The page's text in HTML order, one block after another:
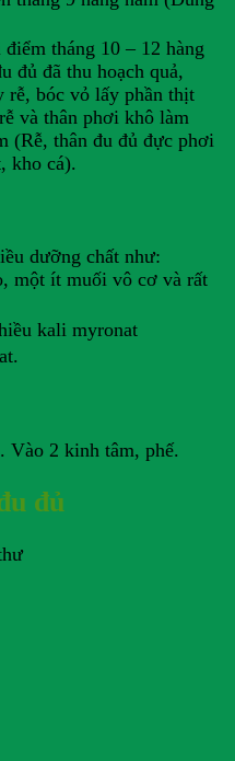
tháng 10 – 12 hàng
đủ đã thu hoạch quả,
rễ, bóc vỏ lấy phần thịt
và thân phơi khô làm
(Rễ, thân đu đủ đực phơi
kho cá).
dưỡng chất như:
một ít muối vô cơ và rất
kali myronat
Vào 2 kinh tâm, phế.
đủ